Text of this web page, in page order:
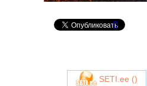
0
SETI.ee ()